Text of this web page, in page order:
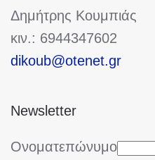
Δημήτρης Κουμπιάς
κιν.: 6944347602
dikoub@otenet.gr
Newsletter
Ονοματεπώνυμο